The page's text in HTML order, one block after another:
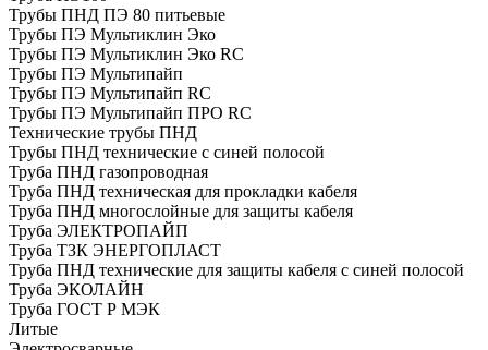
Трубы ПНД ПЭ 80 питьевые
Трубы ПЭ Мультиклин Эко
Трубы ПЭ Мультиклин Эко RC
Трубы ПЭ Мультипайп
Трубы ПЭ Мультипайп RC
Трубы ПЭ Мультипайп ПРО RC
Технические трубы ПНД
Трубы ПНД технические с синей полосой
Труба ПНД газопроводная
Труба ПНД техническая для прокладки кабеля
Труба ПНД многослойные для защиты кабеля
Труба ЭЛЕКТРОПАЙП
Труба ТЗК ЭНЕРГОПЛАСТ
Труба ПНД технические для защиты кабеля с синей полосой
Труба ЭКОЛАЙН
Труба ГОСТ Р МЭК
Литые